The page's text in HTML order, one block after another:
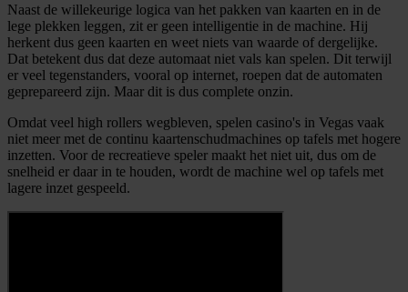
Naast de willekeurige logica van het pakken van kaarten en in de
lege plekken leggen, zit er geen intelligentie in de machine. Hij
herkent dus geen kaarten en weet niets van waarde of dergelijke.
Dat betekent dus dat deze automaat niet vals kan spelen. Dit terwijl
er veel tegenstanders, vooral op internet, roepen dat de automaten
geprepareerd zijn. Maar dit is dus complete onzin.
Omdat veel high rollers wegbleven, spelen casino's in Vegas vaak
niet meer met de continu kaartenschudmachines op tafels met hogere
inzetten. Voor de recreatieve speler maakt het niet uit, dus om de
snelheid er daar in te houden, wordt de machine wel op tafels met
lagere inzet gespeeld.